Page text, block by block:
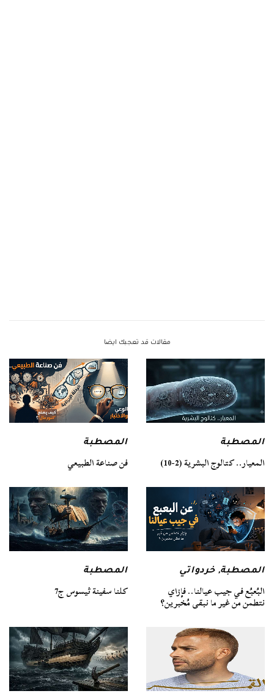
مقالات قد تعجبك ايضا
المصطبة
المعيار.. كتالوج البشرية (2-10)
المصطبة
فن صناعة الطبيعي
المصطبة,خردواتي
البُعبُع في جيب عيالنا.. فإزاي
نتطمن من غير ما نبقى مُخبرين؟
المصطبة
كلنا سفينة ثيسوس ج7